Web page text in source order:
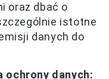
oraz dbać o
istotne
danych do
ochrony danych: